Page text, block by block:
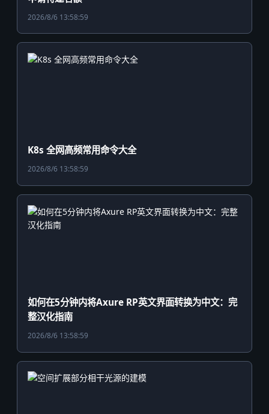
2026/8/6 13:58:59
K8s 全网高频常用命令大全
2026/8/6 13:58:59
如何在5分钟内将Axure RP英文界面转换为中文：完
整汉化指南
2026/8/6 13:58:59